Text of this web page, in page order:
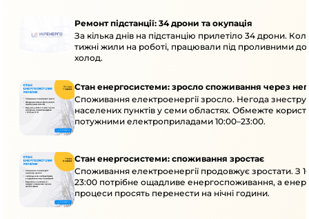
Ремонт підстанції: 34 дрони та окупація
За кілька днів на підстанцію прилетіло 34 дрони.
тижні жили на роботі, працювали під проливними
холод.
Стан енергосистеми: зросло споживання через
Споживання електроенергії зросло. Негода
населених пунктів у семи областях. Обмежте
потужними електроприладами 10:00–23:00.
Стан енергосистеми: споживання зростає
Споживання електроенергії продовжує зростати. З
23:00 потрібне ощадливе енергоспоживання, а
процеси просять перенести на нічні години.